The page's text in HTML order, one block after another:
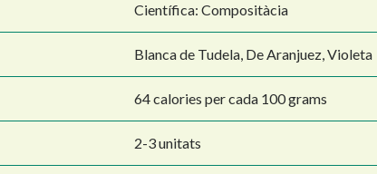
Científica: Compositàcia
Blanca de Tudela, De Aranjuez, Violeta
64 calories per cada 100 grams
2-3 unitats